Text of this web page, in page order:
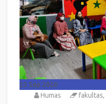
23 Sep 2026
Humas
fakultas,